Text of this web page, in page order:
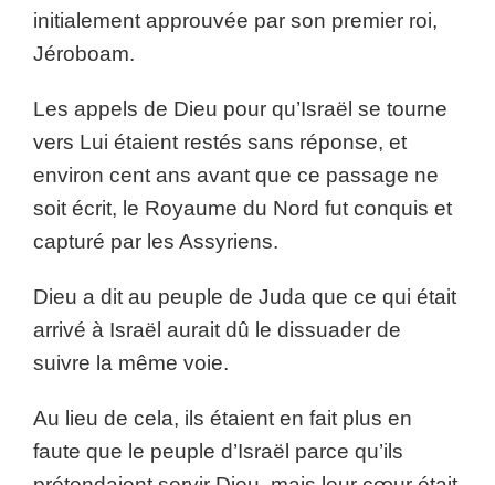
initialement approuvée par son premier roi,
Jéroboam.
Les appels de Dieu pour qu’Israël se tourne
vers Lui étaient restés sans réponse, et
environ cent ans avant que ce passage ne
soit écrit, le Royaume du Nord fut conquis et
capturé par les Assyriens.
Dieu a dit au peuple de Juda que ce qui était
arrivé à Israël aurait dû le dissuader de
suivre la même voie.
Au lieu de cela, ils étaient en fait plus en
faute que le peuple d’Israël parce qu’ils